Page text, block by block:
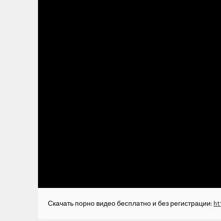
Скачать порно видео бесплатно и без регистрации: